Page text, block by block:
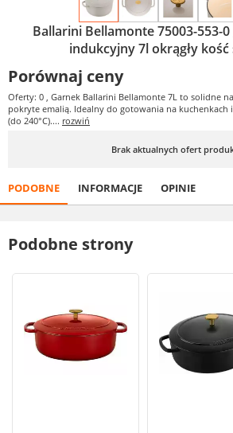
Ballarini Bellamonte 75003-553-
indukcyjny 7l okrągły kość
Porównaj ceny
Oferty: 0 , Garnek Ballarini Bellamonte 7L to solidne
pokryte emalią. Idealny do gotowania na
(do 240°C).... rozwiń
Brak aktualnych ofert
PODOBNE INFORMACJE OPINIE
Podobne strony